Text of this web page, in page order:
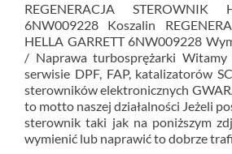
REGENERACJA STEROWNIK
6NW009228 Koszalin
HELLA GARRETT 6NW009228
/ Naprawa turbosprężarki
serwisie DPF, FAP, katalizatorów
sterowników elektronicznych
to motto naszej działalności Jeżeli
sterownik taki jak na poniższym
wymienić lub naprawić to dobrze